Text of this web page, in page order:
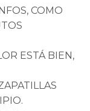
COMO
ESTÁ BIEN,